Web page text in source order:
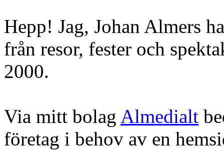
Hepp! Jag, Johan Almers
från resor, fester och
2000.
Via mitt bolag Almedialt
företag i behov av en